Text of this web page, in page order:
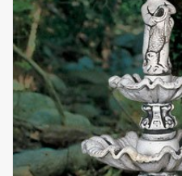
Aluminium en messing
buitenlampen
Bronzen beelden voor
binnen en of buiten.